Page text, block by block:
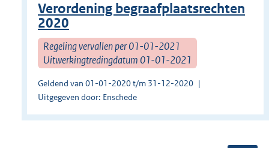
Verordening begraafplaatsrechten
2020
Regeling vervallen per 01-01-2021
Uitwerkingtredingdatum 01-01-2021
Geldend van 01-01-2020 t/m 31-12-2020
Uitgegeven door: Enschede